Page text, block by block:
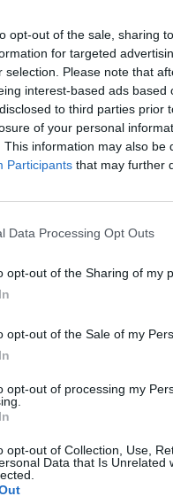
opt-out of the sale, sharing
for targeted
selection. Please note that
interest-based ads
to third parties prior
of your personal
This information may also
Participants that may further
Data Processing Opt Outs
opt-out of the Sharing of my
opt-out of the Sale of my
opt-out of processing my
opt-out of Collection, Use,
Data that Is Unrelated
a